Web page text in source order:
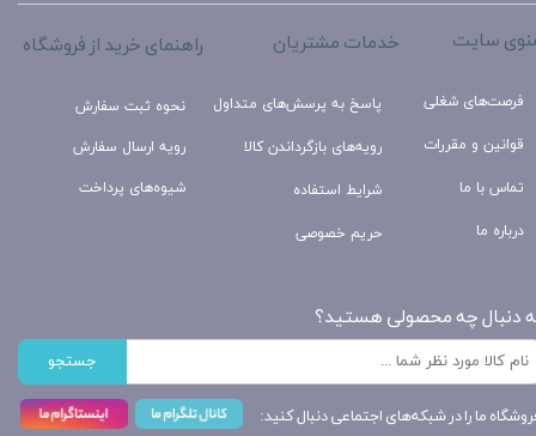
راهنمای خرید از فروشگاه
نحوه ثبت سفارش
رویه ارسال سفارش
شیوه‌های پرداخت
خدمات مشتریان
پاسخ به پرسش‌های متداول
رویه‌های بازگرداندن کالا
شرایط استفاده
حریم خصوصی
سایت
فرصت‌های شغلی
قوانین و مقررات
تماس با ما
درباره ما
دنبال چه محصولی هستید؟
جستجو
ما را در شبکه‌های اجتماعی دنبال کنید: